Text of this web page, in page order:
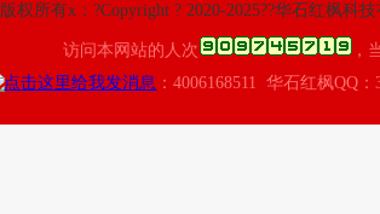
版权所有x：?Copyright ? 2020-2025??华石红枫科
访问本网站的人次
，
：4006168511 华石红枫QQ